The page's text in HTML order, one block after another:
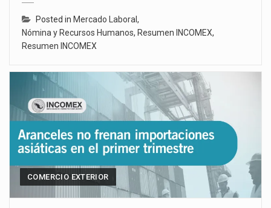
Posted in Mercado Laboral,
Nómina y Recursos Humanos, Resumen INCOMEX,
Resumen INCOMEX
COMERCIO EXTERIOR